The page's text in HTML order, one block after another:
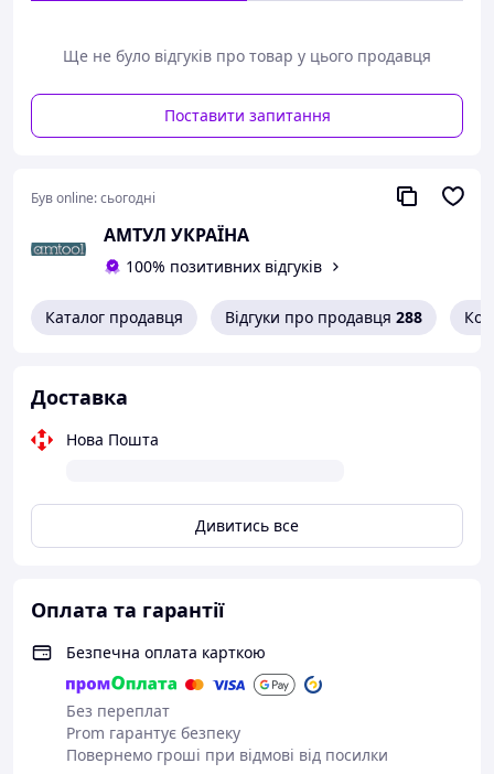
Технічні характеристики:
Матеріал: натуральна шкіра,
Ще не було відгуків про товар у цього продавця
Поставити запитання
Був online:сьогодні
АМТУЛ УКРАЇНА
100% позитивних відгуків
Каталог продавця Відгуки про продавця 288
Доставка
Нова Пошта
Дивитись все
Оплата та гарантії
Безпечна оплата карткою
Без переплат
Prom гарантує безпеку
Повернемо гроші при відмові від посилки